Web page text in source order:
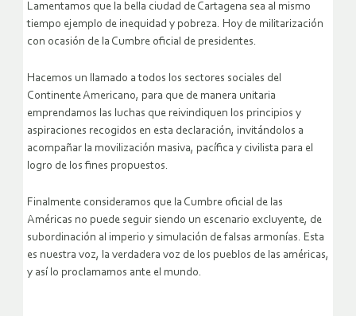
Lamentamos que la bella ciudad de Cartagena sea al mismo
tiempo ejemplo de inequidad y pobreza. Hoy de militarización
con ocasión de la Cumbre oficial de presidentes.
Hacemos un llamado a todos los sectores sociales del
Continente Americano, para que de manera unitaria
emprendamos las luchas que reivindiquen los principios y
aspiraciones recogidos en esta declaración, invitándolos a
acompañar la movilización masiva, pacífica y civilista para el
logro de los fines propuestos.
Finalmente consideramos que la Cumbre oficial de las
Américas no puede seguir siendo un escenario excluyente, de
subordinación al imperio y simulación de falsas armonías. Esta
es nuestra voz, la verdadera voz de los pueblos de las américas,
y así lo proclamamos ante el mundo.